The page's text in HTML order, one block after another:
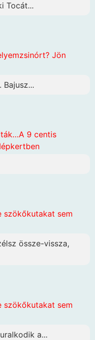
Tocát...
Jön
9 centis
szökőkutakat sem
össze-vissza,
szökőkutakat sem
a...